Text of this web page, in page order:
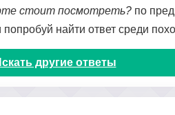
стоит посмотреть? по
найти ответ среди
другие ответы